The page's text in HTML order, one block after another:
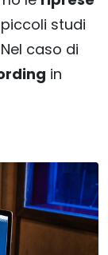
studi
caso di
in